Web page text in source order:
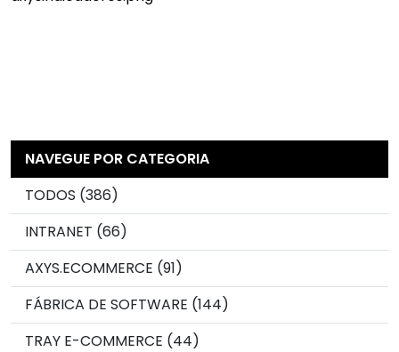
NAVEGUE POR CATEGORIA
TODOS (386)
INTRANET (66)
AXYS.ECOMMERCE (91)
FÁBRICA DE SOFTWARE (144)
TRAY E-COMMERCE (44)